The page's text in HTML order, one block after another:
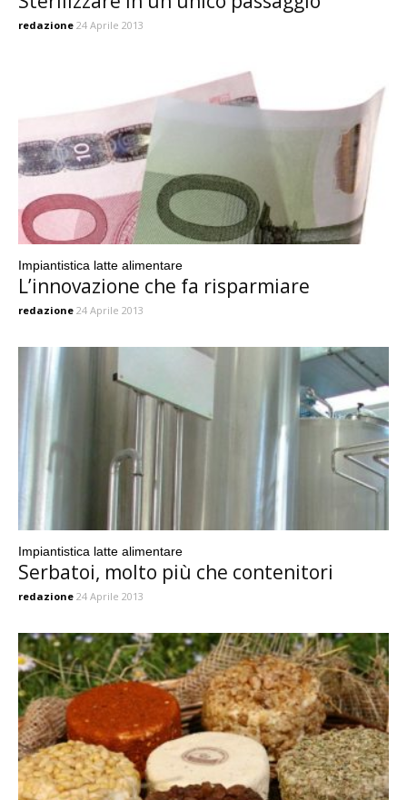
redazione 24 Aprile 2013
Impiantistica latte alimentare
L’innovazione che fa risparmiare
redazione 24 Aprile 2013
Impiantistica latte alimentare
Serbatoi, molto più che contenitori
redazione 24 Aprile 2013